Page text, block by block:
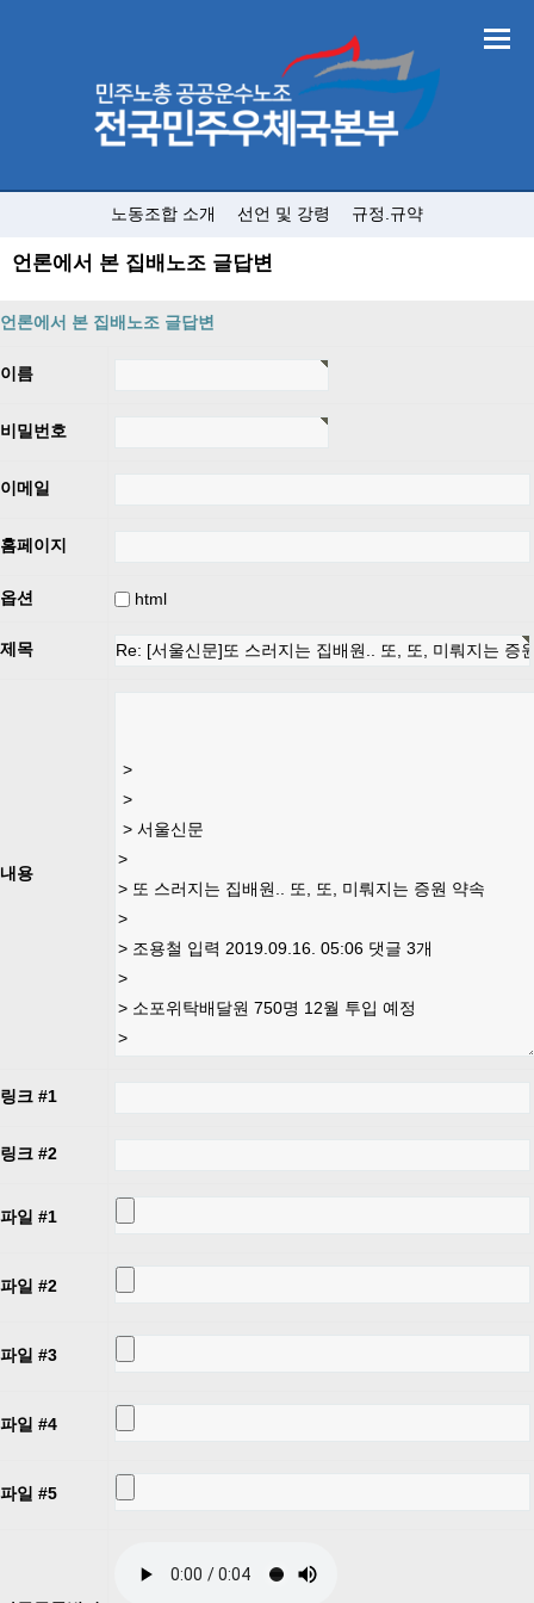
노동조합 소개 선언 및 강령 규정.규약
언론에서 본 집배노조 글답변
언론에서 본 집배노조 글답변
이름
비밀번호
이메일
홈페이지
옵션 html
제목
내용
링크 #1
링크 #2
파일 #1
파일 #2
파일 #3
파일 #4
파일 #5